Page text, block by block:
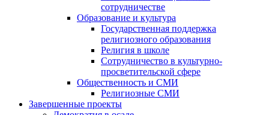
сотрудничестве
Образование и культура
Государственная поддержка
религиозного образования
Религия в школе
Сотрудничество в культурно-
просветительской сфере
Общественность и СМИ
Религиозные СМИ
Завершенные проекты